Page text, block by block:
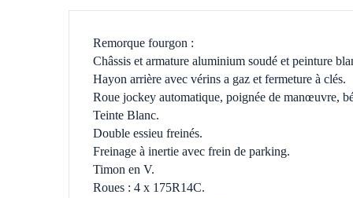
Remorque fourgon :
Châssis et armature aluminium soudé et peinture
Hayon arrière avec vérins a gaz et fermeture à clés.
Roue jockey automatique, poignée de manœuvre,
Teinte Blanc.
Double essieu freinés.
Freinage à inertie avec frein de parking.
Timon en V.
Roues : 4 x 175R14C.